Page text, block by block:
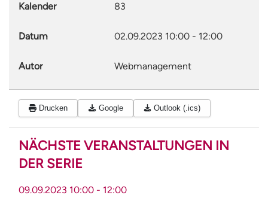
Kalender 83
Datum 02.09.2023 10:00 - 12:00
Autor Webmanagement
Drucken Google Outlook (.ics)
NÄCHSTE VERANSTALTUNGEN IN
DER SERIE
09.09.2023 10:00 - 12:00